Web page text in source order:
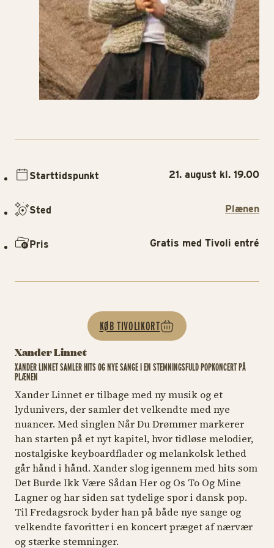
Xander Linnet
XANDER LINNET SAMLER HITS OG NYE SANGE I EN STEMNINGSFULD POPKONCERT PÅ
PLÆNEN
Xander Linnet er tilbage med ny musik og et
lydunivers, der samler det velkendte med nye
nuancer. Med singlenNår Du Drømmermarkerer
han starten på et nyt kapitel, hvor tidløse melodier,
nostalgiske keyboardflader og melankolsk lethed
går hånd i hånd. Xander slog igennem med hits som
Det Burde Ikk Være Sådan Her og Os To Og Mine
Lagner og har siden sat tydelige spor i dansk pop.
Til Fredagsrock byder han på både nye sange og
velkendte favoritter i en koncert præget af nærvær
og stærke stemninger.
Starttidspunkt 21. august kl. 19.00
Sted Plænen
Pris Gratis med Tivoli entré
KØB TIVOLIKORT